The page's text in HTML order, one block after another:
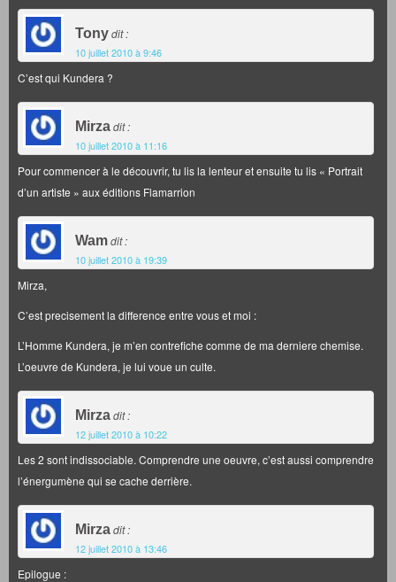
Tonydit :
10 juillet 2010 à 9:46
C’est qui Kundera ?
Mirzadit :
10 juillet 2010 à 11:16
Pour commencer à le découvrir, tu lis la lenteur et ensuite tu lis « Portrait
d’un artiste » aux éditions Flamarrion
Wamdit :
10 juillet 2010 à 19:39
Mirza,
C’est precisement la difference entre vous et moi :
L’Homme Kundera, je m’en contrefiche comme de ma derniere chemise.
L’oeuvre de Kundera, je lui voue un culte.
Mirzadit :
12 juillet 2010 à 10:22
Les 2 sont indissociable. Comprendre une oeuvre, c’est aussi comprendre
l’énergumène qui se cache derrière.
Mirzadit :
12 juillet 2010 à 13:46
Epilogue :